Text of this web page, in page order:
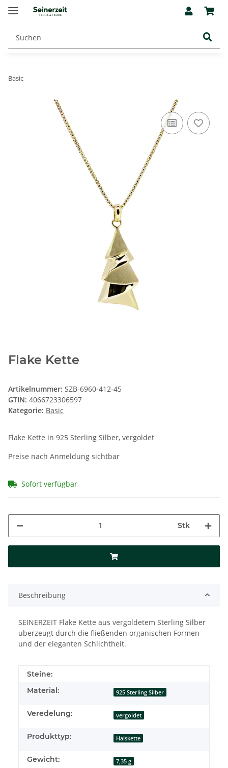
Basic
Flake Kette
Artikelnummer: SZB-6960-412-45
GTIN: 4066723306597
Kategorie: Basic
Flake Kette in 925 Sterling Silber, vergoldet
Preise nach Anmeldung sichtbar
Sofort verfügbar
Stk
Beschreibung
SEINERZEIT Flake Kette aus vergoldetem Sterling Silber
überzeugt durch die fließenden organischen Formen
und der eleganten Schlichtheit.
Steine:
Material:
925 Sterling Silber
Veredelung: vergoldet
Produkttyp: Halskette
Gewicht: 7,35 g